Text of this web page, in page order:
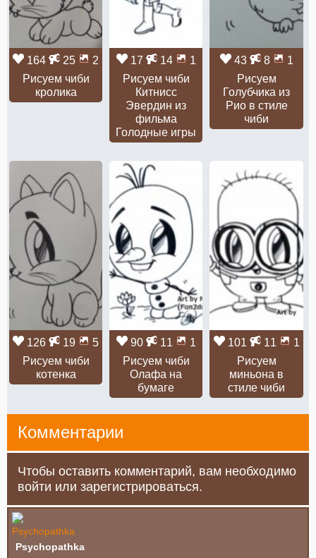
164 25
2
Рисуем чиби
кролика
17 14
1
Рисуем чиби
Китнисс
Эвердин из
фильма
Голодные игры
43 8
1
Рисуем
Голубчика из
Рио в стиле
чиби
126 19
5
Рисуем чиби
котенка
90 11
1
Рисуем чиби
Олафа на
бумаге
101 11
1
Рисуем
миньона в
стиле чиби
Комментарии
Чтобы оставить комментарий, вам необходимо
войти или зарегистрироваться.
Psychopathka